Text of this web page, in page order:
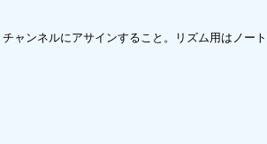
ャンネルにアサインすること。リズム用はノー